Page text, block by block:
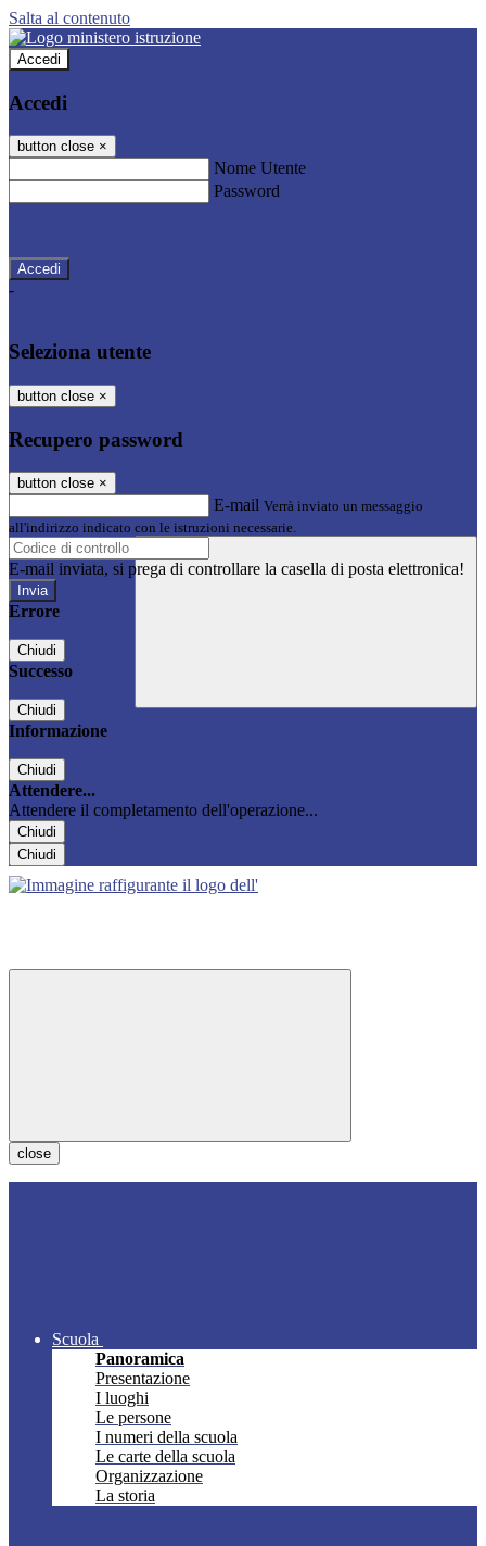
Salta al contenuto
Accedi
Accedi
button close ×
Nome Utente
Password
-
Seleziona utente
button close ×
Recupero password
button close ×
E-mail Verrà inviato un messaggio
all'indirizzo indicato con le istruzioni necessarie.
E-mail inviata, si prega di controllare la casella di posta elettronica!
Errore
Chiudi
Successo
Chiudi
Informazione
Chiudi
Attendere...
Attendere il completamento dell'operazione...
Chiudi
Chiudi
close
Scuola
Panoramica
Presentazione
I luoghi
Le persone
I numeri della scuola
Le carte della scuola
Organizzazione
La storia